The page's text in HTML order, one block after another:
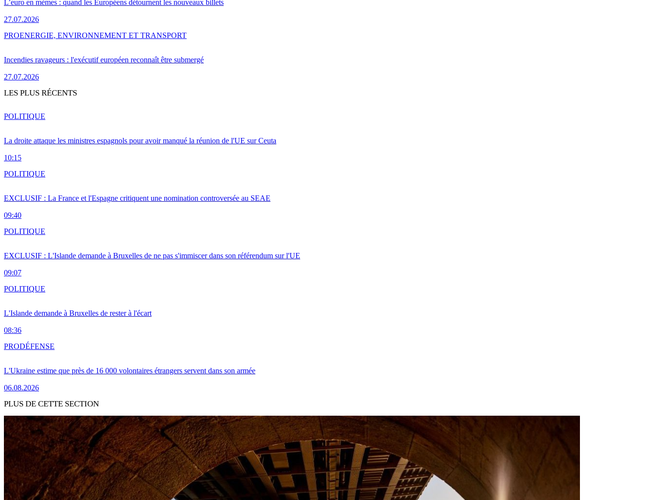
L’euro en mèmes : quand les Européens détournent les nouveaux billets
27.07.2026
Incendies ravageurs : l'exécutif européen reconnaît être submergé
27.07.2026
PROENERGIE, ENVIRONNEMENT ET TRANSPORT
LES PLUS RÉCENTS
La droite attaque les ministres espagnols pour avoir manqué la réunion de l'UE sur Ceuta
10:15
POLITIQUE
EXCLUSIF : La France et l'Espagne critiquent une nomination controversée au SEAE
09:40
POLITIQUE
EXCLUSIF : L'Islande demande à Bruxelles de ne pas s'immiscer dans son référendum sur l'UE
09:07
POLITIQUE
L'Islande demande à Bruxelles de rester à l'écart
08:36
POLITIQUE
L'Ukraine estime que près de 16 000 volontaires étrangers servent dans son armée
06.08.2026
PRODÉFENSE
PLUS DE CETTE SECTION